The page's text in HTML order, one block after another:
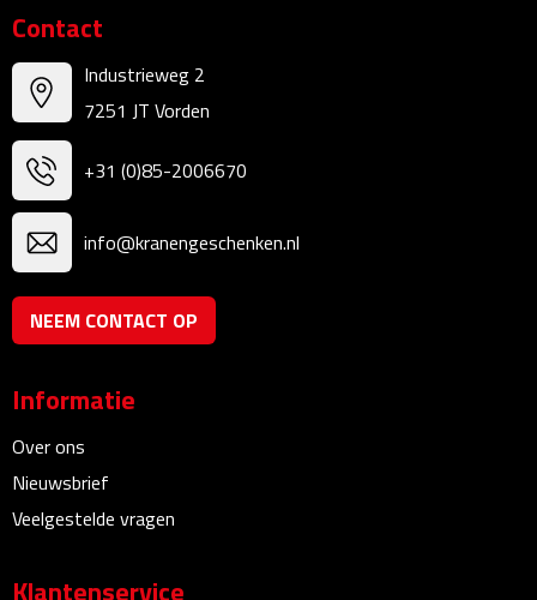
Naambadges & naamkaarthouders
Stickers
Visitekaartjes
Vlaggen
Bureau Toebehoren
Bureauklokken
Bureau organizers
Contact
Industrieweg 2
7251 JT Vorden
+31 (0)85-2006670
info@kranengeschenken.nl
NEEM CONTACT OP
Informatie
Over ons
Nieuwsbrief
Veelgestelde vragen